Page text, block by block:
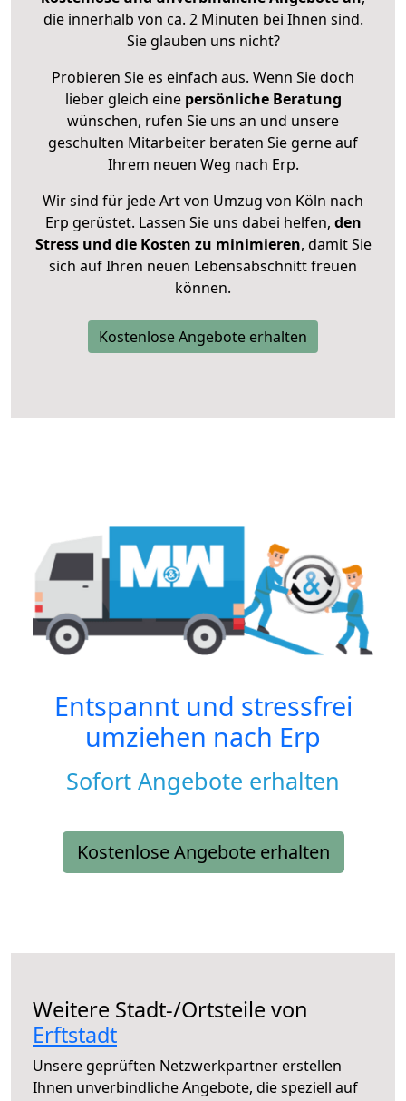
die innerhalb von ca. 2 Minuten bei Ihnen sind.
Sie glauben uns nicht?
Probieren Sie es einfach aus. Wenn Sie doch
lieber gleich eine persönliche Beratung
wünschen, rufen Sie uns an und unsere
geschulten Mitarbeiter beraten Sie gerne auf
Ihrem neuen Weg nach Erp.
Wir sind für jede Art von Umzug von Köln nach
Erp gerüstet. Lassen Sie uns dabei helfen, den
Stress und die Kosten zu minimieren, damit Sie
sich auf Ihren neuen Lebensabschnitt freuen
können.
Kostenlose Angebote erhalten
Entspannt und stressfrei
umziehen nach Erp
Sofort Angebote erhalten
Kostenlose Angebote erhalten
Weitere Stadt-/Ortsteile von
Erftstadt
Unsere geprüften Netzwerkpartner erstellen
Ihnen unverbindliche Angebote, die speziell auf